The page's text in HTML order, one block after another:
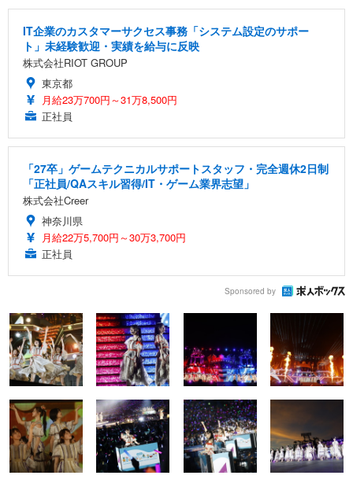
IT企業のカスタマーサクセス事務「システム設定のサポー
ト」未経験歓迎・実績を給与に反映
株式会社RIOT GROUP
東京都
月給23万700円～31万8,500円
正社員
「27卒」ゲームテクニカルサポートスタッフ・完全週休2日制
「正社員/QAスキル習得/IT・ゲーム業界志望」
株式会社Creer
神奈川県
月給22万5,700円～30万3,700円
正社員
Sponsored by